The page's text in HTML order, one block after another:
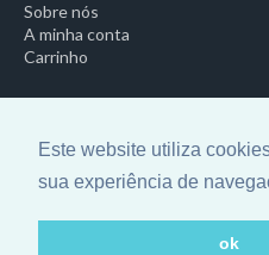
Este website utiliza
sua experiência de
ok
Sobre nós
A minha conta
Carrinho
Política de Privacidade
Termos e Condições
Centro de Arbitragem